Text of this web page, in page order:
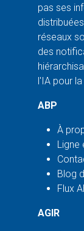
pas ses
réseaux
des
l'IA pour
ABP
À
Ligne
Blog
Flux
AGIR